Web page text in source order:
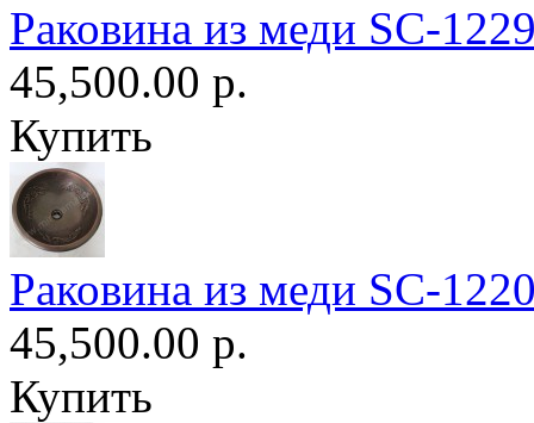
Раковина из меди SC-
45,500.00 р.
Купить
Раковина из меди SC-
45,500.00 р.
Купить